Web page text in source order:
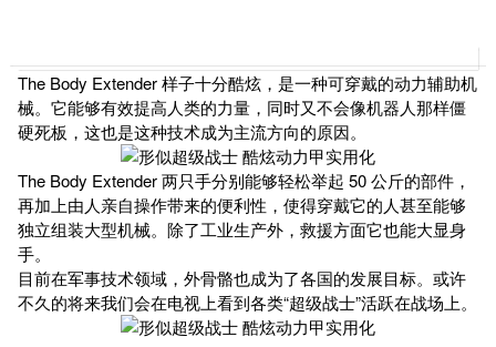
The Body Extender 样子十分酷炫，是一种可穿戴的动力辅助机
械。它能够有效提高人类的力量，同时又不会像机器人那样僵
硬死板，这也是这种技术成为主流方向的原因。
The Body Extender 两只手分别能够轻松举起 50 公斤的部件，
再加上由人亲自操作带来的便利性，使得穿戴它的人甚至能够
独立组装大型机械。除了工业生产外，救援方面它也能大显身
手。
目前在军事技术领域，外骨骼也成为了各国的发展目标。或许
不久的将来我们会在电视上看到各类“超级战士”活跃在战场上。